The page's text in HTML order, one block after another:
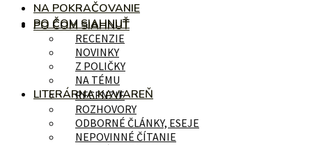
PO ČOM SIAHNUŤ
RECENZIE
NA POKRAČOVANIE
PO ČOM SIAHNUŤ
RECENZIE
NOVINKY
Z POLIČKY
NA TÉMU
LITERÁRNA KAVIAREŇ
ROZHOVORY
ODBORNÉ ČLÁNKY, ESEJE
NEPOVINNÉ ČÍTANIE